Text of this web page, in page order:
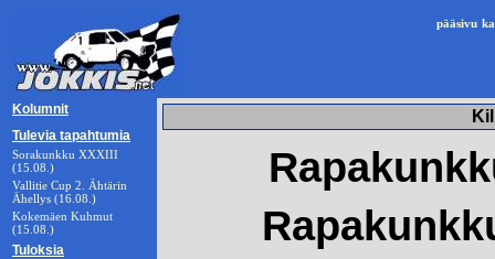
pääsivu
Kolumnit
Tulevia tapahtumia
Sorakunkku XXXIII
(15.08.)
Vallitie Cup 2. Ähtärin
Ähellys (16.08.)
Kokemäen Kuhmut
(15.08.)
Tuloksia